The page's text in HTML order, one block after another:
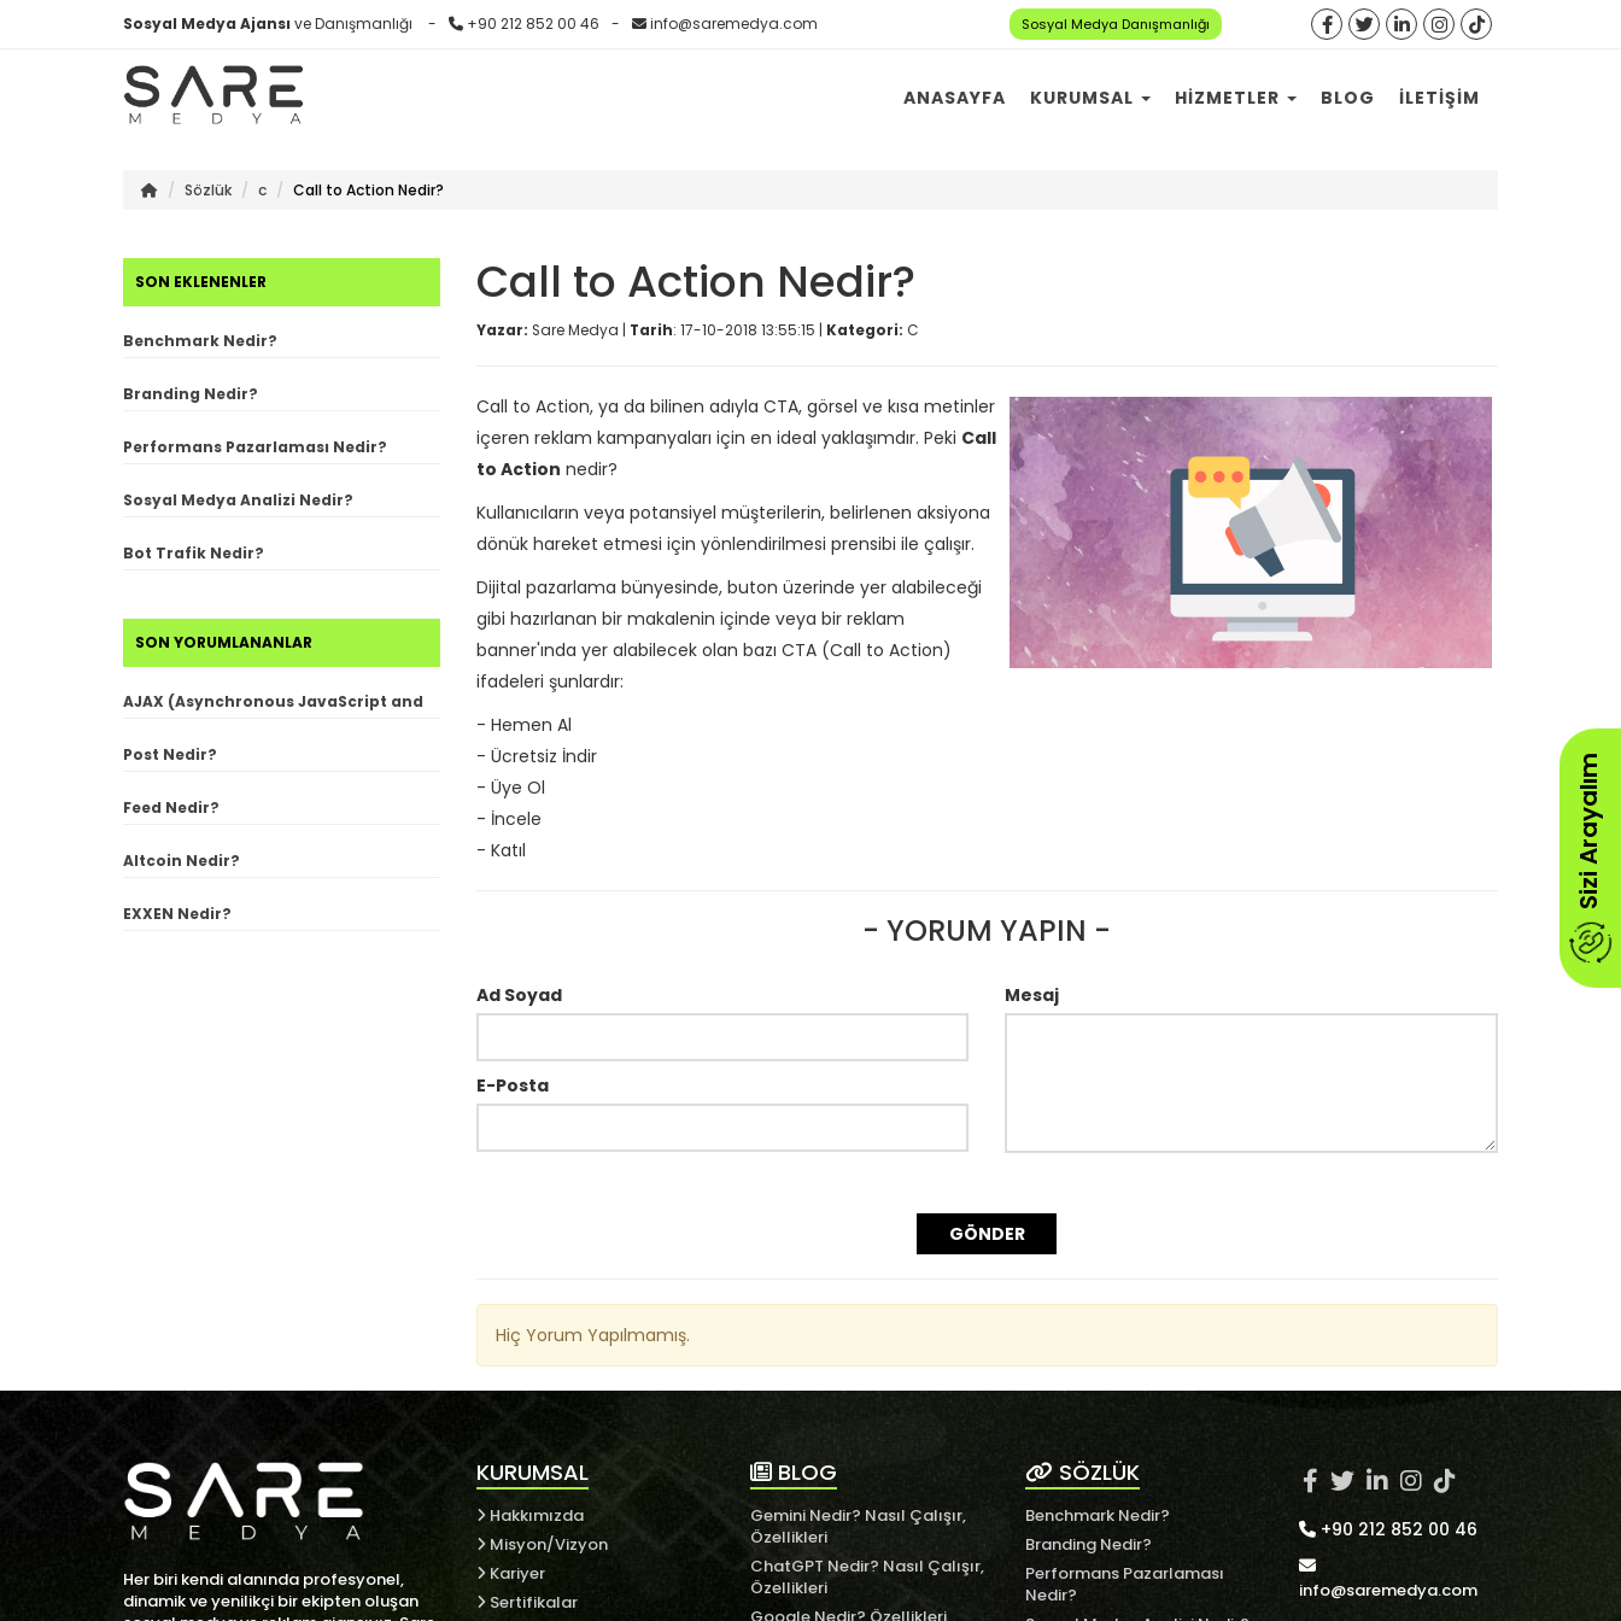
Sosyal Medya Ajansı ve Danışmanlığı +90 212 852 00 46 info@saremedya.com Sosyal Medya Danışmanlığı
ANASAYFA KURUMSAL HIZMETLER BLOG İLETIŞIM
Sözlük c Call to Action Nedir?
SON EKLENENLER
Benchmark Nedir?
Branding Nedir?
Performans Pazarlaması Nedir?
Sosyal Medya Analizi Nedir?
Bot Trafik Nedir?
SON YORUMLANANLAR
AJAX (Asynchronous JavaScript and
XML) Nedir?
Post Nedir?
Feed Nedir?
Altcoin Nedir?
EXXEN Nedir?
Call to Action Nedir?
Yazar: Sare Medya | Tarih: 17-10-2018 13:55:15 | Kategori: C
Call to Action, ya da bilinen adıyla CTA, görsel ve kısa metinler
içeren reklam kampanyaları için en ideal yaklaşımdır. Peki Call
to Action nedir?
Kullanıcıların veya potansiyel müşterilerin, belirlenen aksiyona
dönük hareket etmesi için yönlendirilmesi prensibi ile çalışır.
Dijital pazarlama bünyesinde, buton üzerinde yer alabileceği
gibi hazırlanan bir makalenin içinde veya bir reklam
banner'ında yer alabilecek olan bazı CTA (Call to Action)
ifadeleri şunlardır:
- Hemen Al
- Ücretsiz İndir
- Üye Ol
- İncele
- Katıl
- YORUM YAPIN -
Ad Soyad
E-Posta
Mesaj
GÖNDER
Hiç Yorum Yapılmamış.
Her biri kendi alanında profesyonel,
dinamik ve yenilikçi bir ekipten oluşan
KURUMSAL
Hakkımızda
Misyon/Vizyon
Kariyer
Sertifikalar
BLOG
Gemini Nedir? Nasıl Çalışır,
Özellikleri
ChatGPT Nedir? Nasıl Çalışır,
Özellikleri
SÖZLÜK
Benchmark Nedir?
Branding Nedir?
Performans Pazarlaması
Nedir?
+90 212 852 00 46
info@saremedya.com
Sizi Arayalım